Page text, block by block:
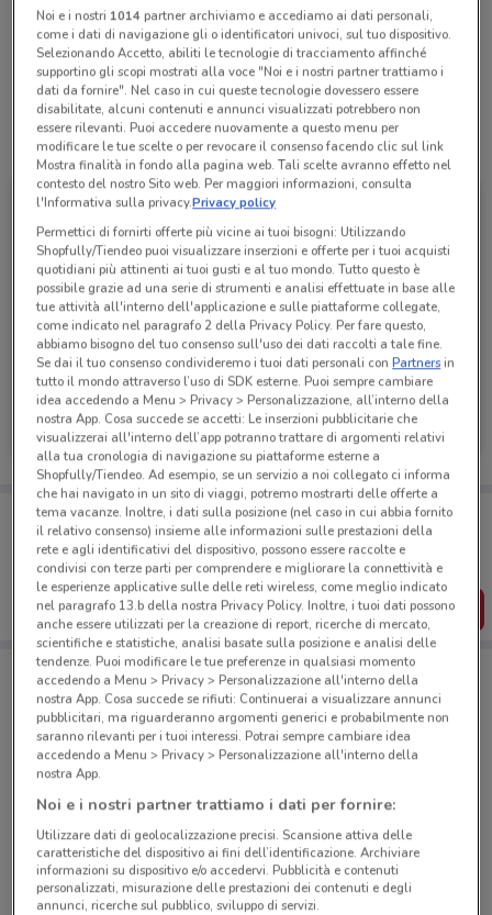
Lunedì n.d.
Martedì n.d.
Mercoledì n.d.
Giovedì n.d.
Venerdì n.d.
Sabato n.d.
Domenica n.d.
Tutte le promozioni di questo negozio
1mobile
Scade il 31/08 356 m
Porta DoveConviene sempre con te!
Puoi trovare le migliori offerte dei negozi vicino a te,
salvarle e creare la tua lista del risparmio, comodamente
dal tuo cellulare.
SCARICA L’APP
Negozi 1mobile a Palermo
© MapTiler © OpenStreetMap contributors
Via Maqueda, 152 Palermo
Noi e i nostri 1014partner archiviamo e accediamo ai dati personali,
come i dati di navigazione gli o identificatori univoci, sul tuo dispositivo.
Selezionando Accetto, abiliti le tecnologie di tracciamento affinché
supportino gli scopi mostrati alla voce "Noi e i nostri partner trattiamo i
dati da fornire". Nel caso in cui queste tecnologie dovessero essere
disabilitate, alcuni contenuti e annunci visualizzati potrebbero non
essere rilevanti. Puoi accedere nuovamente a questo menu per
modificare le tue scelte o per revocare il consenso facendo clic sul link
Mostra finalità in fondo alla pagina web. Tali scelte avranno effetto nel
contesto del nostro Sito web. Per maggiori informazioni, consulta
l'Informativa sulla privacy.Privacy policy
Permettici di fornirti offerte più vicine ai tuoi bisogni: Utilizzando
Shopfully/Tiendeo puoi visualizzare inserzioni e offerte per i tuoi acquisti
quotidiani più attinenti ai tuoi gusti e al tuo mondo. Tutto questo è
possibile grazie ad una serie di strumenti e analisi effettuate in base alle
tue attività all'interno dell'applicazione e sulle piattaforme collegate,
come indicato nel paragrafo 2 della Privacy Policy. Per fare questo,
abbiamo bisogno del tuo consenso sull'uso dei dati raccolti a tale fine.
Se dai il tuo consenso condivideremo i tuoi dati personali conPartnersin
tutto il mondo attraverso l’uso di SDK esterne. Puoi sempre cambiare
idea accedendo a Menu > Privacy > Personalizzazione, all’interno della
nostra App. Cosa succede se accetti: Le inserzioni pubblicitarie che
visualizzerai all'interno dell’app potranno trattare di argomenti relativi
alla tua cronologia di navigazione su piattaforme esterne a
Shopfully/Tiendeo. Ad esempio, se un servizio a noi collegato ci informa
che hai navigato in un sito di viaggi, potremo mostrarti delle offerte a
tema vacanze. Inoltre, i dati sulla posizione (nel caso in cui abbia fornito
il relativo consenso) insieme alle informazioni sulle prestazioni della
rete e agli identificativi del dispositivo, possono essere raccolte e
condivisi con terze parti per comprendere e migliorare la connettività e
le esperienze applicative sulle delle reti wireless, come meglio indicato
nel paragrafo 13.b della nostra Privacy Policy. Inoltre, i tuoi dati possono
anche essere utilizzati per la creazione di report, ricerche di mercato,
scientifiche e statistiche, analisi basate sulla posizione e analisi delle
tendenze. Puoi modificare le tue preferenze in qualsiasi momento
accedendo a Menu > Privacy > Personalizzazione all'interno della
nostra App. Cosa succede se rifiuti: Continuerai a visualizzare annunci
pubblicitari, ma riguarderanno argomenti generici e probabilmente non
saranno rilevanti per i tuoi interessi. Potrai sempre cambiare idea
accedendo a Menu > Privacy > Personalizzazione all'interno della
nostra App.
Noi e i nostri partner trattiamo i dati per fornire:
Utilizzare dati di geolocalizzazione precisi. Scansione attiva delle
caratteristiche del dispositivo ai fini dell’identificazione. Archiviare
informazioni su dispositivo e/o accedervi. Pubblicità e contenuti
personalizzati, misurazione delle prestazioni dei contenuti e degli
annunci, ricerche sul pubblico, sviluppo di servizi.